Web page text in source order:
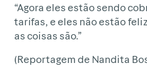
“Agora eles estão sendo
tarifas, e eles não estão
as coisas são.”
(Reportagem de Nandita